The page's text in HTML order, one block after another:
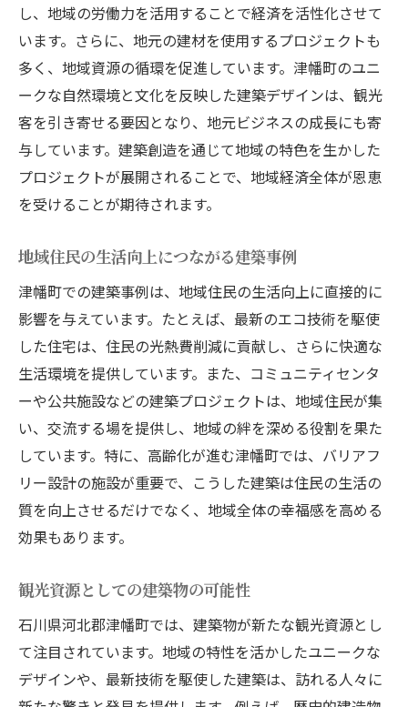
地域の歴史を反映した建築プロジェクト
津幡町独自の建築スタイルの探求
石川県津幡町での最新技術を駆使した建築挑戦
最先端技術を取り入れた建築プロジェクト
スマートホーム化の進展とその影響
環境負荷を軽減する革新的な技術
安全性を高める新しい建築技法
デジタル技術が建築デザインにもたらす変
革
津幡町の自然が建築デザインにもたらす新たな
価値
自然環境を取り入れたエコ建築
景観を活かした建築デザインの工夫
自然災害に強い建築の設計方法
地域の生態系を保護する設計理念
自然光を利用した快適な空間作り
四季を感じる建築デザインの魅力
うに寄与するか
地域活性化プロジェクトと建築の役割
経済成長を支える建築インフラ
新規建設がもたらす雇用創出効果
し、地域の労働力を活用することで経済を活性化させて
います。さらに、地元の建材を使用するプロジェクトも
多く、地域資源の循環を促進しています。津幡町のユニ
ークな自然環境と文化を反映した建築デザインは、観光
客を引き寄せる要因となり、地元ビジネスの成長にも寄
与しています。建築創造を通じて地域の特色を生かした
プロジェクトが展開されることで、地域経済全体が恩恵
を受けることが期待されます。
地域住民の生活向上につながる建築事例
津幡町での建築事例は、地域住民の生活向上に直接的に
影響を与えています。たとえば、最新のエコ技術を駆使
した住宅は、住民の光熱費削減に貢献し、さらに快適な
生活環境を提供しています。また、コミュニティセンタ
ーや公共施設などの建築プロジェクトは、地域住民が集
い、交流する場を提供し、地域の絆を深める役割を果た
しています。特に、高齢化が進む津幡町では、バリアフ
リー設計の施設が重要で、こうした建築は住民の生活の
質を向上させるだけでなく、地域全体の幸福感を高める
効果もあります。
観光資源としての建築物の可能性
石川県河北郡津幡町では、建築物が新たな観光資源とし
て注目されています。地域の特性を活かしたユニークな
デザインや、最新技術を駆使した建築は、訪れる人々に